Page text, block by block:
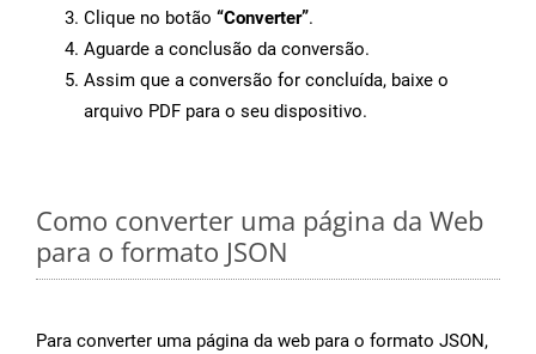
Clique no botão “Converter”.
Aguarde a conclusão da conversão.
Assim que a conversão for concluída, baixe o
arquivo PDF para o seu dispositivo.
Como converter uma página da Web
para o formato JSON
Para converter uma página da web para o formato JSON,